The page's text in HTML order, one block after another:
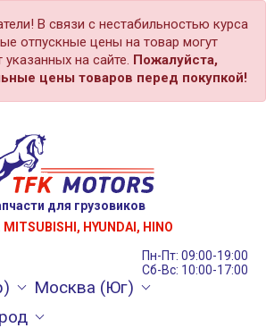
В связи с нестабильностью курса
отпускные цены на товар могут
указанных на сайте. Пожалуйста,
цены товаров перед покупкой!
для грузовиков
MITSUBISHI, HYUNDAI, HINO
Пн-Пт: 09:00-19:00
Сб-Вс: 10:00-17:00
Москва (Юг)